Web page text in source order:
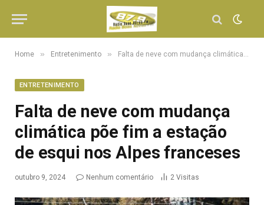
Home » Entretenimento » Falta de neve com mudança climática põe fim a estação de esqui nos Alpes franceses
ENTRETENIMENTO
Falta de neve com mudança
climática põe fim a estação
de esqui nos Alpes franceses
outubro 9, 2024 Nenhum comentário 2 Visitas